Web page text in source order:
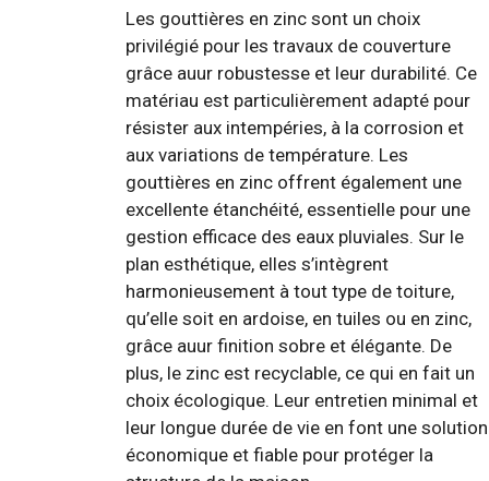
Les gouttières en zinc sont un choix
privilégié pour les travaux de couverture
grâce auur robustesse et leur durabilité. Ce
matériau est particulièrement adapté pour
résister aux intempéries, à la corrosion et
aux variations de température. Les
gouttières en zinc offrent également une
excellente étanchéité, essentielle pour une
gestion efficace des eaux pluviales. Sur le
plan esthétique, elles s’intègrent
harmonieusement à tout type de toiture,
qu’elle soit en ardoise, en tuiles ou en zinc,
grâce auur finition sobre et élégante. De
plus, le zinc est recyclable, ce qui en fait un
choix écologique. Leur entretien minimal et
leur longue durée de vie en font une solution
économique et fiable pour protéger la